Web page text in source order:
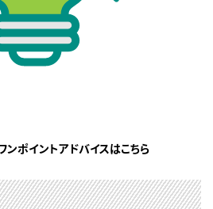
ポイントアドバイスはこちら